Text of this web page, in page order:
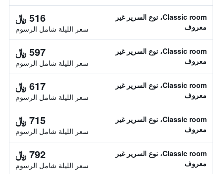
Classic room، نوع السرير غير
معروف
516 ﷼
سعر الليلة شامل الرسوم
Classic room، نوع السرير غير
معروف
597 ﷼
سعر الليلة شامل الرسوم
Classic room، نوع السرير غير
معروف
617 ﷼
سعر الليلة شامل الرسوم
Classic room، نوع السرير غير
معروف
715 ﷼
سعر الليلة شامل الرسوم
Classic room، نوع السرير غير
معروف
792 ﷼
سعر الليلة شامل الرسوم